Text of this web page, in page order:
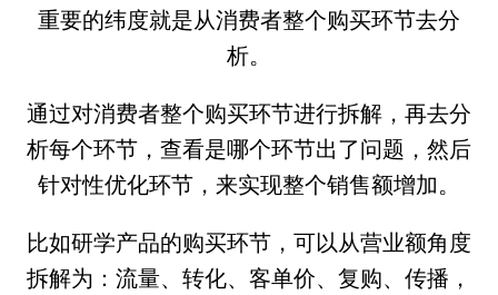
重要的纬度就是从消费者整个购买环节去分
析。
通过对消费者整个购买环节进行拆解，再去分
析每个环节，查看是哪个环节出了问题，然后
针对性优化环节，来实现整个销售额增加。
比如研学产品的购买环节，可以从营业额角度
拆解为：流量、转化、客单价、复购、传播，